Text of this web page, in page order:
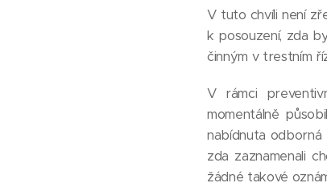
V tuto chvíli není
k posouzení, zda
činným v trestním
V rámci
momentálně
nabídnuta odborná
zda zaznamenali
žádné takové